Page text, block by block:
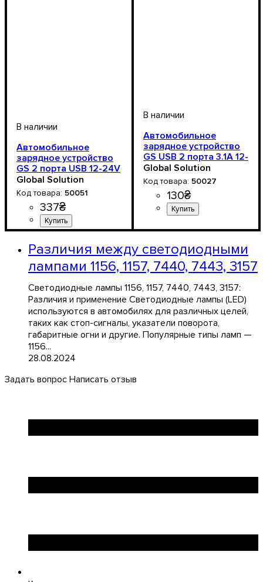
Автомобильное
зарядное устройство
GS 2 порта USB 12-24V
3.1A с вольтметром
Global Solution
50051
337₴
Напряжение, V: 12-24V
Автомобильное
зарядное устройство
GS USB 2 порта 3.1А 12-
24V (cиний)
Global Solution
50027
130₴
Различия между светодиодными
лампами 1156, 1157, 7440, 7443, 3157
Светодиодные лампы 1156, 1157, 7440, 7443, 3157:
Различия и применение Светодиодные лампы (LED)
используются в автомобилях для различных целей,
таких как стоп-сигналы, указатели поворота,
габаритные огни и другие. Популярные типы ламп —
1156...
28.08.2024
Задать вопрос Написать отзыв